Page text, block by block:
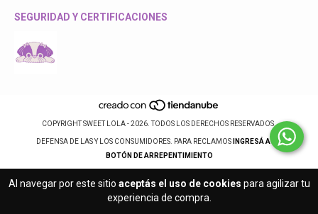
Al navegar por este sitio aceptás el uso de cookies para agilizar tu
experiencia de compra.
SEGURIDAD Y CERTIFICACIONES
COPYRIGHT SWEET LOLA - 2026. TODOS LOS DERECHOS RESERVADOS.
DEFENSA DE LAS Y LOS CONSUMIDORES. PARA RECLAMOS
INGRESÁ ACÁ.
BOTÓN DE ARREPENTIMIENTO